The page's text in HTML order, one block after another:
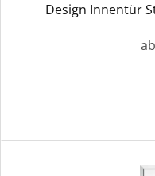
Design Innentür